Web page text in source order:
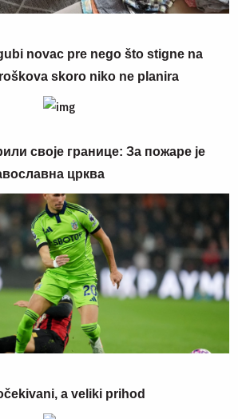
novac pre nego što stigne na
skoro niko ne planira
своје границе: За пожаре је
црква
a veliki prihod